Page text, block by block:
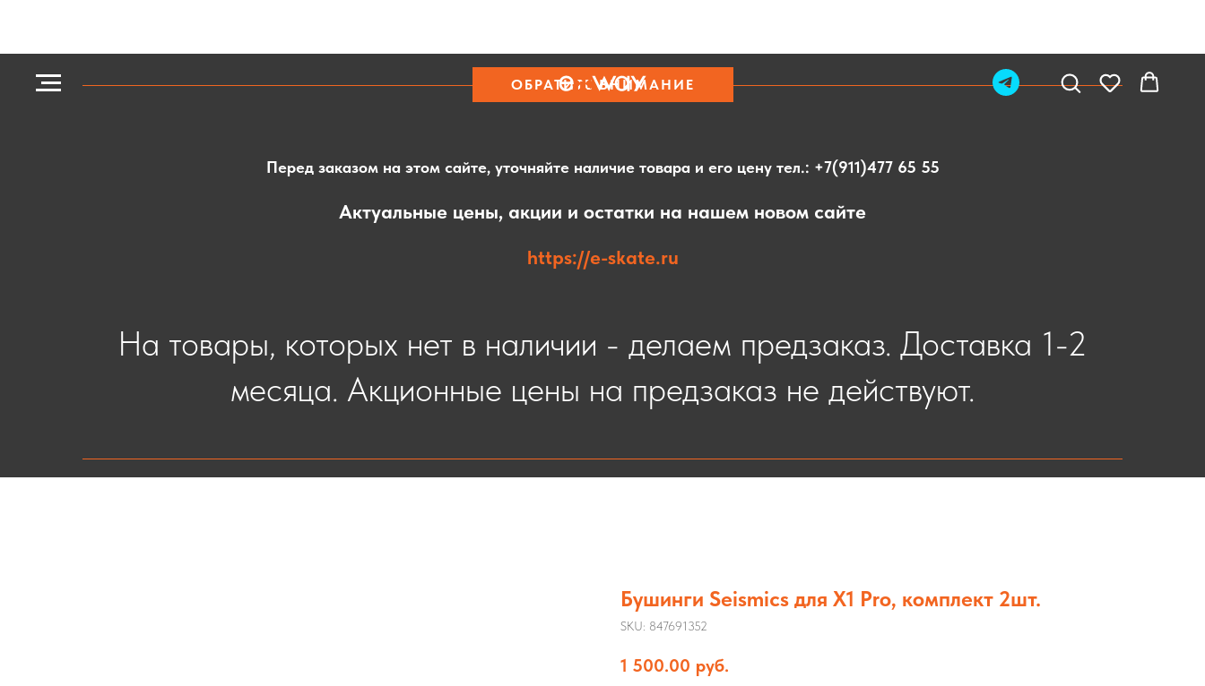
ОБРАТИТЕ ВНИМАНИЕ
Перед заказом на этом сайте, уточняйте наличие товара и его цену тел.: +7(911)477 65 55
Актуальные цены, акции и остатки на нашем новом сайте
https://e-skate.ru
На товары, которых нет в наличии - делаем предзаказ. Доставка 1-2
месяца. Акционные цены на предзаказ не действуют.
Бушинги Seismics для X1 Pro, комплект 2шт.
SKU: 847691352
1 500.00 руб.